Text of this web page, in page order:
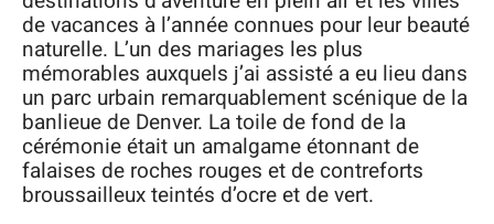
de vacances à l’année connues pour leur beauté
naturelle. L’un des mariages les plus
mémorables auxquels j’ai assisté a eu lieu dans
un parc urbain remarquablement scénique de la
banlieue de Denver. La toile de fond de la
cérémonie était un amalgame étonnant de
falaises de roches rouges et de contreforts
broussailleux teintés d’ocre et de vert.